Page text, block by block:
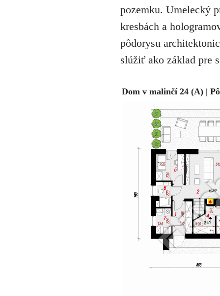
pozemku. Umelecký
kresbách a
pôdorysu
slúžiť ako základ pre
Dom v malinčí 24 (A) |